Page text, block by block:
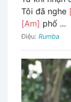
Tôi đã nghe
[Am] phố ...
Điệu: Rumba